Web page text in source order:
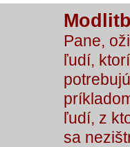
Pane,
ľudí,
ľudí, z
sa